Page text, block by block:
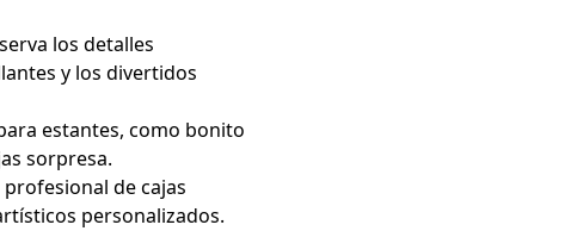
los detalles
y los divertidos
estantes, como bonito
sorpresa.
de cajas
personalizados.